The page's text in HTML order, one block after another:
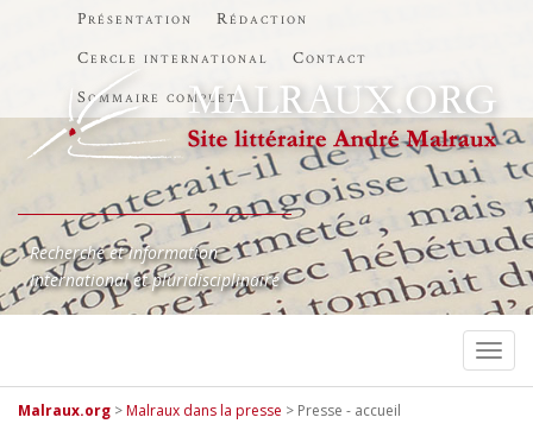
Présentation
Rédaction
Cercle international
Contact
Sommaire complet
Recherche et information
International et pluridisciplinaire
Malraux.org >Malraux dans la presse > Presse - accueil